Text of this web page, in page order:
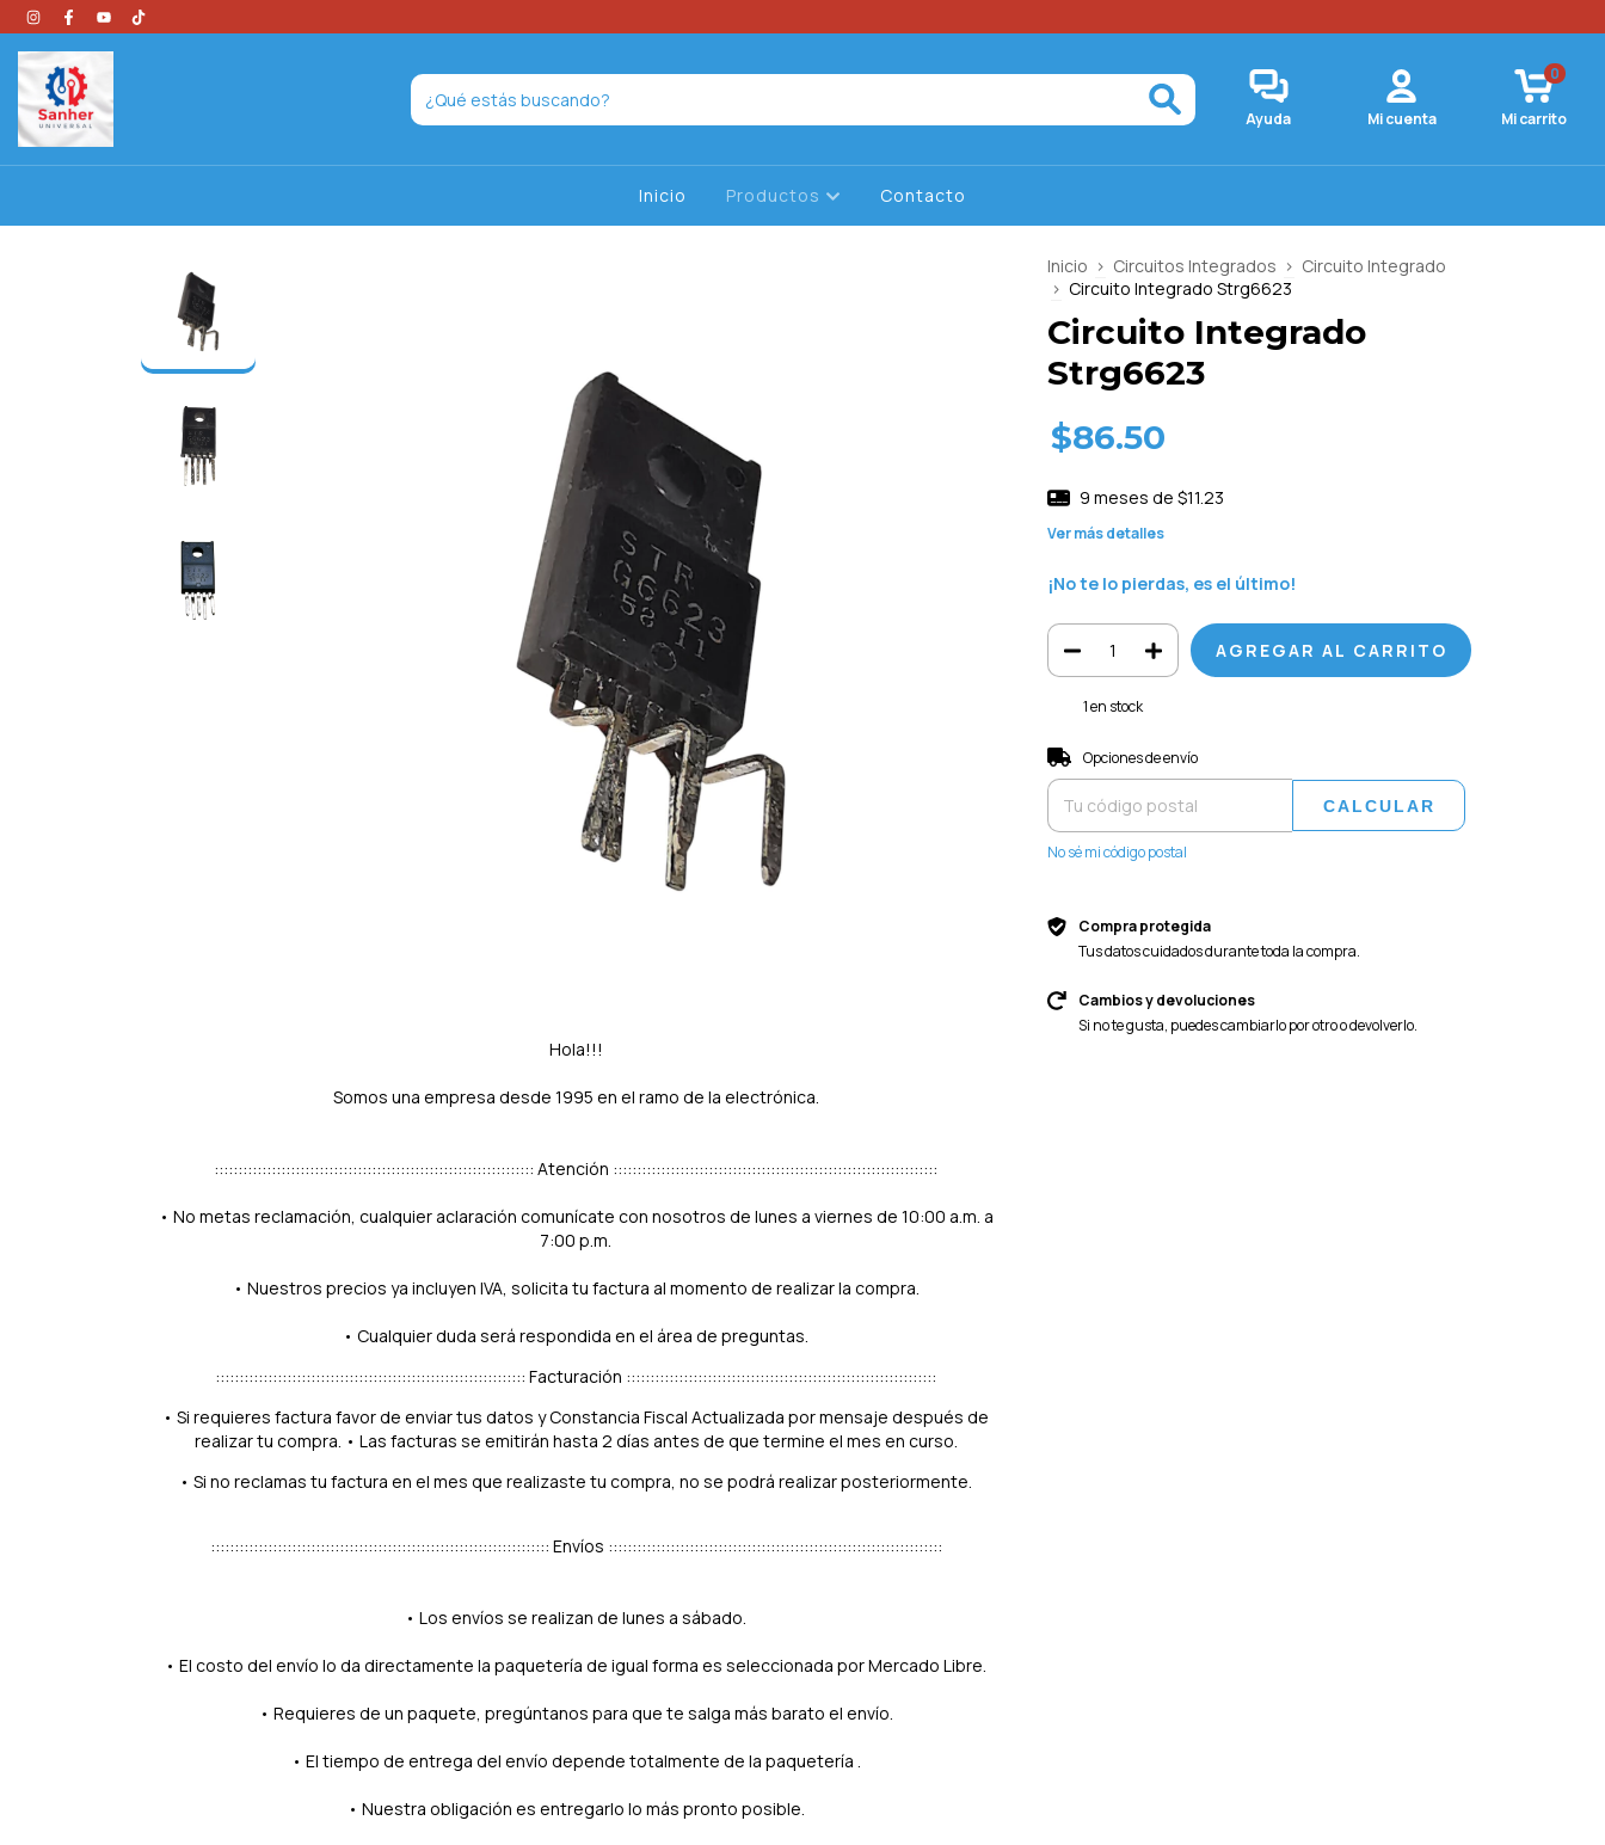
Ayuda Mi cuenta Mi carrito
0
Inicio Productos Contacto
Hola!!!
Somos una empresa desde 1995 en el ramo de la electrónica.
::::::::::::::::::::::::::::::::::::::::::::::::::::::::::::::::::: Atención ::::::::::::::::::::::::::::::::::::::::::::::::::::::::::::::::::::
• No metas reclamación, cualquier aclaración comunícate con nosotros de lunes a viernes de 10:00 a.m. a
7:00 p.m.
• Nuestros precios ya incluyen IVA, solicita tu factura al momento de realizar la compra.
• Cualquier duda será respondida en el área de preguntas.
::::::::::::::::::::::::::::::::::::::::::::::::::::::::::::::::: Facturación :::::::::::::::::::::::::::::::::::::::::::::::::::::::::::::::::
• Si requieres factura favor de enviar tus datos y Constancia Fiscal Actualizada por mensaje después de
realizar tu compra. • Las facturas se emitirán hasta 2 días antes de que termine el mes en curso.
• Si no reclamas tu factura en el mes que realizaste tu compra, no se podrá realizar posteriormente.
::::::::::::::::::::::::::::::::::::::::::::::::::::::::::::::::::::::: Envíos ::::::::::::::::::::::::::::::::::::::::::::::::::::::::::::::::::::::
• Los envíos se realizan de lunes a sábado.
• El costo del envío lo da directamente la paquetería de igual forma es seleccionada por Mercado Libre.
• Requieres de un paquete, pregúntanos para que te salga más barato el envío.
• El tiempo de entrega del envío depende totalmente de la paquetería .
• Nuestra obligación es entregarlo lo más pronto posible.
Inicio > Circuitos Integrados > Circuito Integrado
> Circuito Integrado Strg6623
Circuito Integrado
Strg6623
$86.50
9 meses de $11.23
Ver más detalles
¡No te lo pierdas, es el último!
1en stock
Entregas para el CP:
Opciones de envío
CALCULAR
No sé mi código postal
Compra protegida
Tus datos cuidados durante toda la compra.
Cambios y devoluciones
Si no te gusta, puedes cambiarlo por otro o devolverlo.